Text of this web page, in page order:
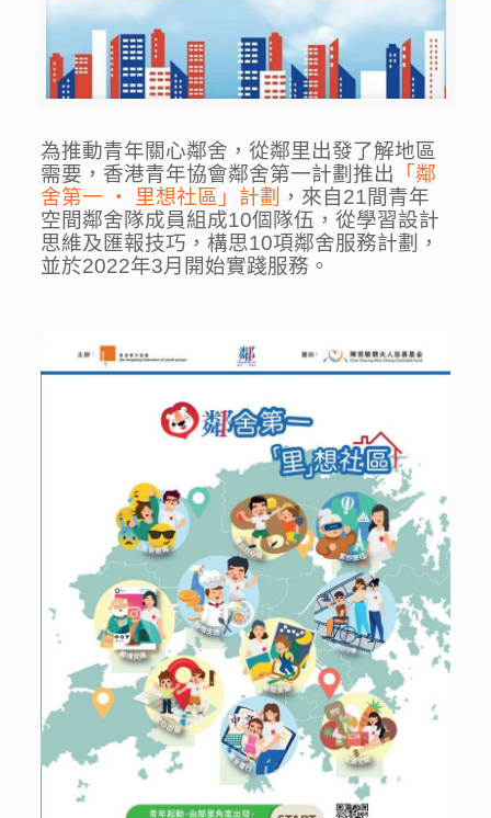
為推動青年關心鄰舍，從鄰里出發了解地區
需要，香港青年協會鄰舍第一計劃推出
「鄰
舍第一 ‧ 里想社區」計劃 ，來自21間青年
空間鄰舍隊成員組成10個隊伍，從學習設計
思維及匯報技巧，構思10項鄰舍服務計劃，
並於2022年3月開始實踐服務。